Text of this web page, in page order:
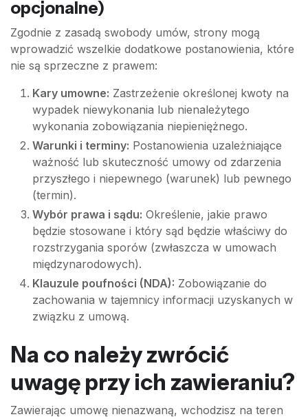
opcjonalne)
Zgodnie z zasadą swobody umów, strony mogą
wprowadzić wszelkie dodatkowe postanowienia, które
nie są sprzeczne z prawem:
Kary umowne: Zastrzeżenie określonej kwoty na
wypadek niewykonania lub nienależytego
wykonania zobowiązania niepieniężnego.
Warunki i terminy: Postanowienia uzależniające
ważność lub skuteczność umowy od zdarzenia
przyszłego i niepewnego (warunek) lub pewnego
(termin).
Wybór prawa i sądu: Określenie, jakie prawo
będzie stosowane i który sąd będzie właściwy do
rozstrzygania sporów (zwłaszcza w umowach
międzynarodowych).
Klauzule poufności (NDA): Zobowiązanie do
zachowania w tajemnicy informacji uzyskanych w
związku z umową.
Na co należy zwrócić
uwagę przy ich zawieraniu?
Zawierając umowę nienazwaną, wchodzisz na teren